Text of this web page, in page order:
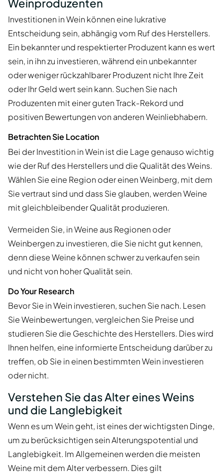
Weinproduzenten
Investitionen in Wein können eine lukrative
Entscheidung sein, abhängig vom Ruf des Herstellers.
Ein bekannter und respektierter Produzent kann es wert
sein, in ihn zu investieren, während ein unbekannter
oder weniger rückzahlbarer Produzent nicht Ihre Zeit
oder Ihr Geld wert sein kann. Suchen Sie nach
Produzenten mit einer guten Track-Rekord und
positiven Bewertungen von anderen Weinliebhabern.
Betrachten Sie Location
Bei der Investition in Wein ist die Lage genauso wichtig
wie der Ruf des Herstellers und die Qualität des Weins.
Wählen Sie eine Region oder einen Weinberg, mit dem
Sie vertraut sind und dass Sie glauben, werden Weine
mit gleichbleibender Qualität produzieren.
Vermeiden Sie, in Weine aus Regionen oder
Weinbergen zu investieren, die Sie nicht gut kennen,
denn diese Weine können schwer zu verkaufen sein
und nicht von hoher Qualität sein.
Do Your Research
Bevor Sie in Wein investieren, suchen Sie nach. Lesen
Sie Weinbewertungen, vergleichen Sie Preise und
studieren Sie die Geschichte des Herstellers. Dies wird
Ihnen helfen, eine informierte Entscheidung darüber zu
treffen, ob Sie in einen bestimmten Wein investieren
oder nicht.
Verstehen Sie das Alter eines Weins
und die Langlebigkeit
Wenn es um Wein geht, ist eines der wichtigsten Dinge,
um zu berücksichtigen sein Alterungspotential und
Langlebigkeit. Im Allgemeinen werden die meisten
Weine mit dem Alter verbessern. Dies gilt